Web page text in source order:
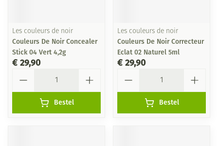
Les couleurs de noir
Couleurs De Noir Concealer
Stick 04 Vert 4,2g
€ 29,90
Bestel
Les couleurs de noir
Couleurs De Noir Correcteur
Eclat 02 Naturel 5ml
€ 29,90
Bestel